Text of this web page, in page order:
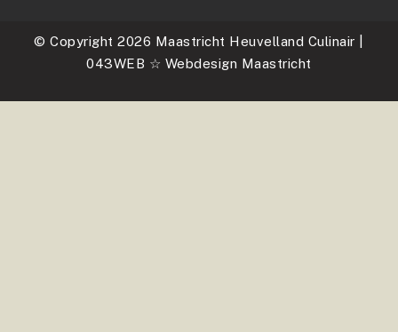
© Copyright 2026 Maastricht Heuvelland Culinair |
043WEB ☆ Webdesign Maastricht